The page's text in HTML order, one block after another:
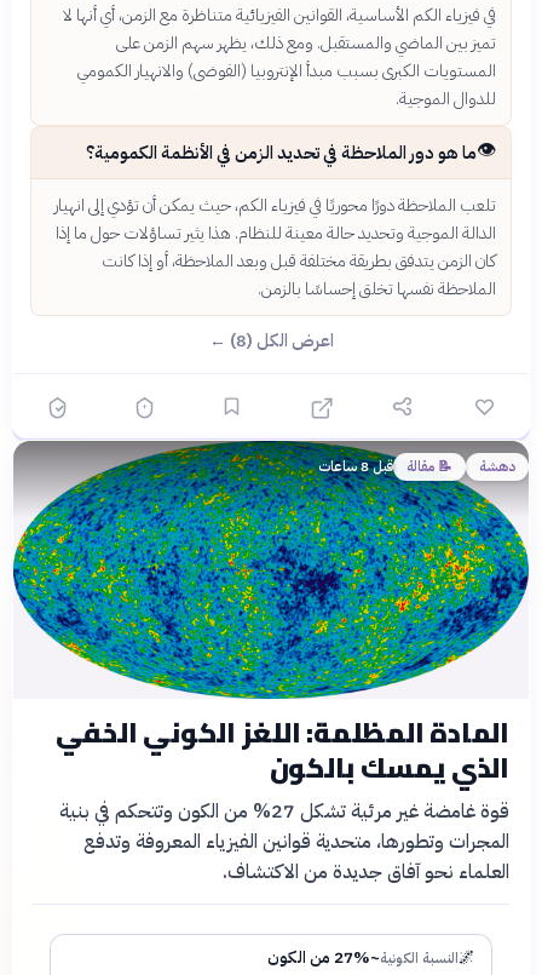
في فيزياء الكم الأساسية، القوانين الفيزيائية متناظرة مع الزمن، أي أنها لا
تميز بين الماضي والمستقبل. ومع ذلك، يظهر سهم الزمن على
المستويات الكبرى بسبب مبدأ الإنتروبيا (الفوضى) والانهيار الكمومي
للدوال الموجية.
👁️ما هو دور الملاحظة في تحديد الزمن في الأنظمة الكمومية؟
تلعب الملاحظة دورًا محوريًا في فيزياء الكم، حيث يمكن أن تؤدي إلى انهيار
الدالة الموجية وتحديد حالة معينة للنظام. هذا يثير تساؤلات حول ما إذا
كان الزمن يتدفق بطريقة مختلفة قبل وبعد الملاحظة، أو إذا كانت
الملاحظة نفسها تخلق إحساسًا بالزمن.
اعرض الكل (8) ←
دهشة 📝 مقالة قبل 8 ساعات
المادة المظلمة: اللغز الكوني الخفي
الذي يمسك بالكون
قوة غامضة غير مرئية تشكل 27% من الكون وتتحكم في بنية
المجرات وتطورها، متحدية قوانين الفيزياء المعروفة وتدفع
العلماء نحو آفاق جديدة من الاكتشاف.
🌌النسبة الكونية~27% من الكون